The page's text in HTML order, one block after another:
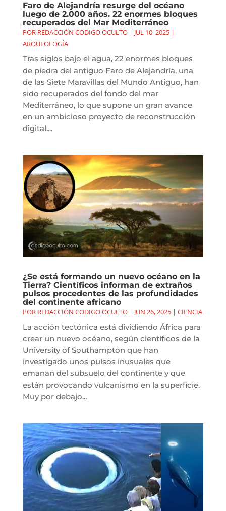
Faro de Alejandría resurge del océano
luego de 2.000 años. 22 enormes bloques
recuperados del Mar Mediterráneo
POR REDACCIÓN CODIGO OCULTO| JUL 10, 2025|
ARQUEOLOGÍA
Tras siglos bajo el agua, 22 enormes bloques
de piedra del antiguo Faro de Alejandría, una
de las Siete Maravillas del Mundo Antiguo, han
sido recuperados del fondo del mar
Mediterráneo, lo que supone un gran avance
en un ambicioso proyecto de reconstrucción
digital....
¿Se está formando un nuevo océano en la
Tierra? Científicos informan de extraños
pulsos procedentes de las profundidades
del continente africano
POR REDACCIÓN CODIGO OCULTO| JUN 26, 2025| CIENCIA
La acción tectónica está dividiendo África para
crear un nuevo océano, según científicos de la
University of Southampton que han
investigado unos pulsos inusuales que
emanan del subsuelo del continente y que
están provocando vulcanismo en la superficie.
Muy por debajo...